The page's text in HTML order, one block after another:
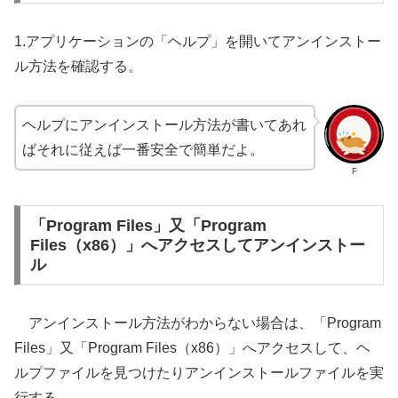
1.アプリケーションの「ヘルプ」を開いてアンインストー
ル方法を確認する。
F
ヘルプにアンインストール方法が書いてあれ
ばそれに従えば一番安全で簡単だよ。
「Program Files」又「Program
Files（x86）」へアクセスしてアンインストー
ル
アンインストール方法がわからない場合は、「Program
Files」又「Program Files（x86）」へアクセスして、ヘ
ルプファイルを見つけたりアンインストールファイルを実